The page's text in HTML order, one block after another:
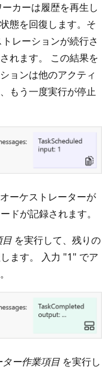
カーは履歴を再生し
態を回復します。そ
レーションが続行さ
れます。 この結果を
ョンは他のアクティ
もう一度実行が停止
ーケストレーターが
ドが記録されます。
目 を実行して、残りの
ます。 入力 "1" でア
ー作業項目 を実行し